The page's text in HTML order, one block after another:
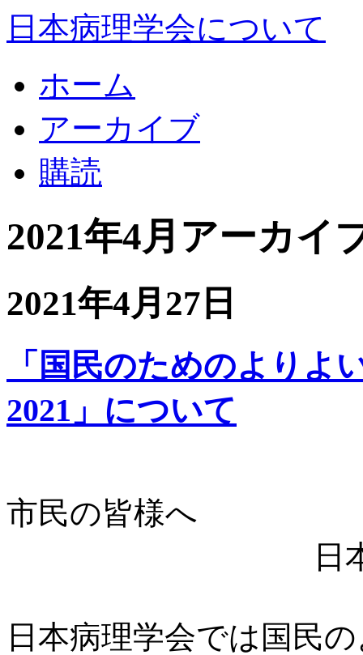
日本病理学会について
ホーム
アーカイブ
購読
2021年4月アーカイ
2021年4月27日
「国民のためのよりよ
2021」について
市民の皆様へ
日
日本病理学会では国民